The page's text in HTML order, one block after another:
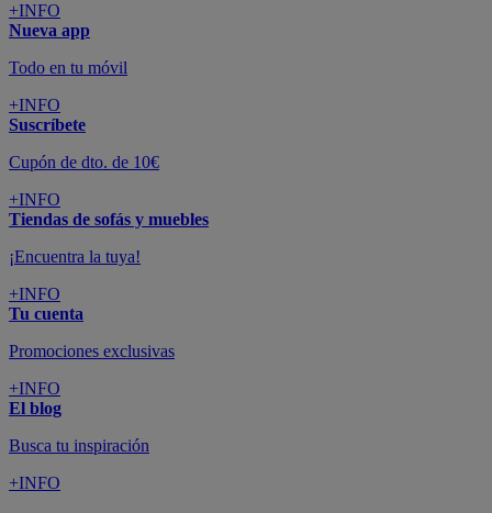
+INFO
Nueva app
Todo en tu móvil
+INFO
Suscríbete
Cupón de dto. de 10€
+INFO
Tiendas de sofás y muebles
¡Encuentra la tuya!
+INFO
Tu cuenta
Promociones exclusivas
+INFO
El blog
Busca tu inspiración
+INFO